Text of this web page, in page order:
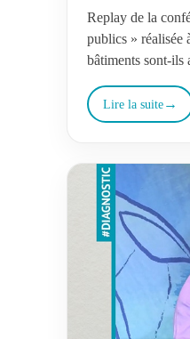
Replay de la
publics » réalisée
bâtiments sont-
Lire la suite